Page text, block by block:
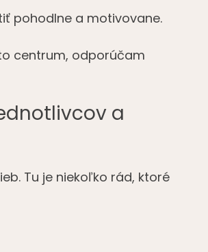
pohodlne a motivovane.
centrum, odporúčam
a
Tu je niekoľko rád, ktoré